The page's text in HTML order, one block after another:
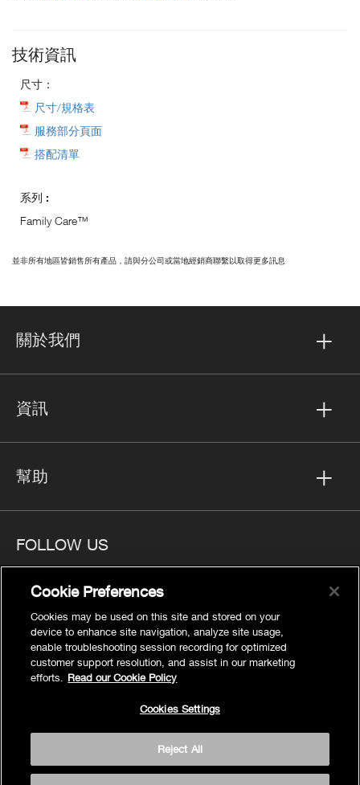
技術資訊
尺寸：
尺寸/規格表
服務部分頁面
搭配清單
系列 :
Family Care™
並非所有地區皆銷售所有產品，請與分公司或當地經銷商聯繫以取得更多訊息
關於我們
資訊
幫助
FOLLOW US
隱私
Cookies Settings
法律聲明
條款
© 2026 Kohler Co.
Cookie Preferences
Cookies may be used on this site and stored on your
device to enhance site navigation, analyze site usage,
enable troubleshooting session recording for optimized
customer support resolution, and assist in our marketing
efforts.
Read our Cookie Policy
Cookies Settings
Reject All